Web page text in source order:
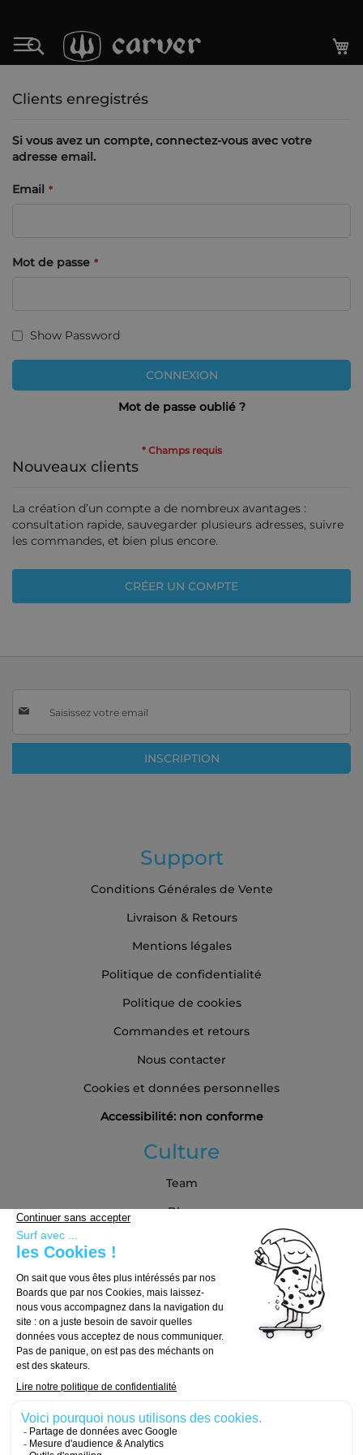
au
contenu
Rechercher
Clients enregistrés
Si vous avez un compte, connectez-vous avec votre
adresse email.
Email
Mot de passe
Show Password
CONNEXION
Mot de passe oublié ?
Nouveaux clients
La création d’un compte a de nombreux avantages :
consultation rapide, sauvegarder plusieurs adresses, suivre
les commandes, et bien plus encore.
CRÉER UN COMPTE
lettre
:
INSCRIPTION
Support
Conditions Générales de Vente
Livraison & Retours
Mentions légales
Politique de confidentialité
Politique de cookies
Commandes et retours
Nous contacter
Cookies et données personnelles
Accessibilité: non conforme
Culture
Team
Blog
Guide d'achat
Choisir sa board
Choisir ses roues